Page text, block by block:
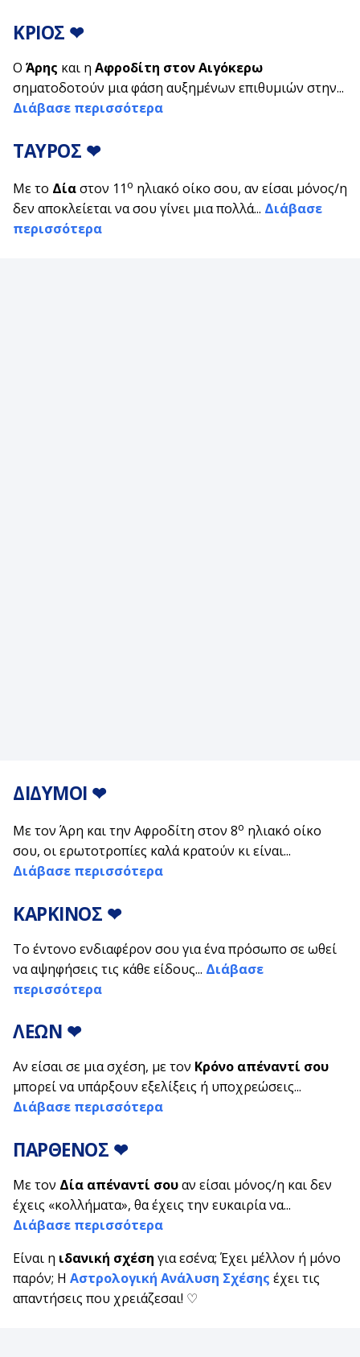
ΚΡΙΟΣ ❤
Ο Άρης και η Αφροδίτη στον Αιγόκερω
σηματοδοτούν μια φάση αυξημένων επιθυμιών στην...
Διάβασε περισσότερα
ΤΑΥΡΟΣ ❤
Με το Δίαστον 11ο ηλιακό οίκο σου, αν είσαι μόνος/η
δεν αποκλείεται να σου γίνει μια πολλά... Διάβασε
περισσότερα
ΔΙΔΥΜΟΙ ❤
Με τον Άρη και την Αφροδίτη στον 8ο ηλιακό οίκο
σου, οι ερωτοτροπίες καλά κρατούν κι είναι...
Διάβασε περισσότερα
ΚΑΡΚΙΝΟΣ ❤
Το έντονο ενδιαφέρον σου για ένα πρόσωπο σε ωθεί
να αψηφήσεις τις κάθε είδους... Διάβασε
περισσότερα
ΛΕΩΝ ❤
Αν είσαι σε μια σχέση, με τον Κρόνο απέναντί σου
μπορεί να υπάρξουν εξελίξεις ή υποχρεώσεις...
Διάβασε περισσότερα
ΠΑΡΘΕΝΟΣ ❤
Με τον Δία απέναντί σουαν είσαι μόνος/η και δεν
έχεις «κολλήματα», θα έχεις την ευκαιρία να...
Διάβασε περισσότερα
Είναι η ιδανική σχέση για εσένα; Έχει μέλλον ή μόνο
παρόν; Η Αστρολογική Ανάλυση Σχέσης έχει τις
απαντήσεις που χρειάζεσαι! ♡